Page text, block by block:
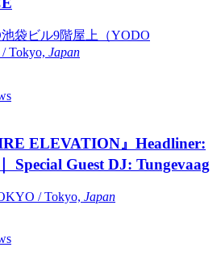
袋ビル9階屋上（YODO
Tokyo, Japan
ELEVATION』Headliner:
Special Guest DJ: Tungevaag
/ Tokyo, Japan